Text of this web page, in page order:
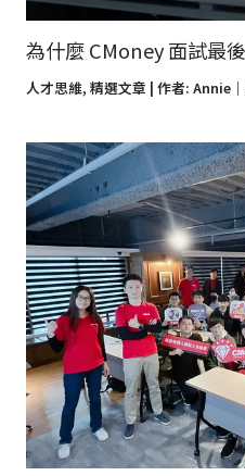
為什麼 CMoney 面試最
人才思維, 精選文章 | 作者: Annie